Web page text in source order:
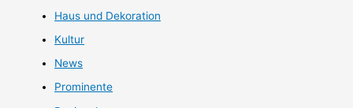
Haus und Dekoration
Kultur
News
Prominente